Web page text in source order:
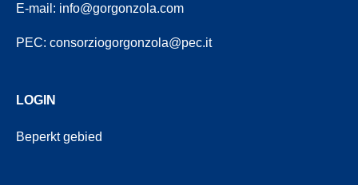
E-mail: info@gorgonzola.com
PEC: consorziogorgonzola@pec.it
LOGIN
Beperkt gebied